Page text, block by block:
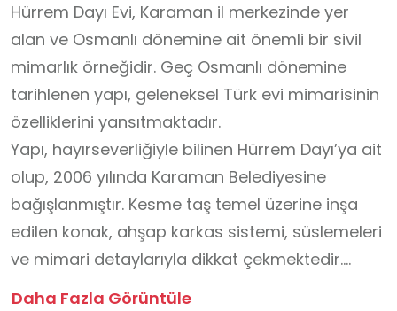
Hürrem Dayı Evi, Karaman il merkezinde yer
alan ve Osmanlı dönemine ait önemli bir sivil
mimarlık örneğidir. Geç Osmanlı dönemine
tarihlenen yapı, geleneksel Türk evi mimarisinin
özelliklerini yansıtmaktadır.
Yapı, hayırseverliğiyle bilinen Hürrem Dayı’ya ait
olup, 2006 yılında Karaman Belediyesine
bağışlanmıştır. Kesme taş temel üzerine inşa
edilen konak, ahşap karkas sistemi, süslemeleri
ve mimari detaylarıyla dikkat çekmektedir.
Aslına uygun şekilde restore edilen Hürrem Dayı
Daha Fazla Görüntüle